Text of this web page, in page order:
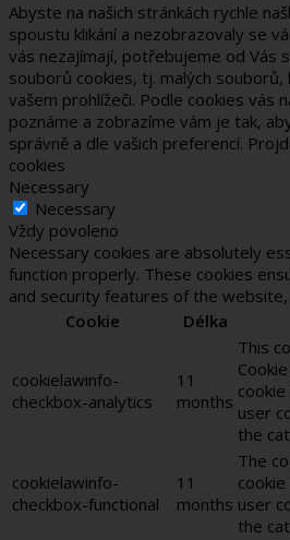
Abyste na našich stránkách rychle
spoustu klikání a nezobrazovaly se
vás nezajímají, potřebujeme od Vás
souborů cookies, tj. malých souborů,
vašem prohlížeči. Podle cookies vás
poznáme a zobrazíme vám je tak,
správně a dle vašich preferencí.
cookies
Necessary
Necessary
Vždy povoleno
Necessary cookies are absolutely
function properly. These cookies
and security features of the website,
Cookie
Délka
cookielawinfo-
checkbox-analytics
11
months
This
user
the
cookielawinfo-
checkbox-functional
11
months
The
user
the